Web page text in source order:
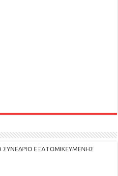
ΣΥΝΕΔΡΙΟ ΕΞΑΤΟΜΙΚΕΥΜΕΝΗΣ